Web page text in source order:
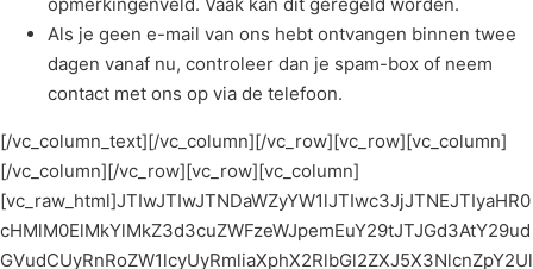
Als je geen e-mail van ons hebt ontvangen binnen twee
dagen vanaf nu, controleer dan je spam-box of neem
contact met ons op via de telefoon.
[/vc_column_text][/vc_column][/vc_row][vc_row][vc_column]
[/vc_column][/vc_row][vc_row][vc_column]
[vc_raw_html]JTIwJTIwJTNDaWZyYW1lJTIwc3JjJTNEJTIyaHR0
cHMlM0ElMkYlMkZ3d3cuZWFzeWJpemEuY29tJTJGd3AtY29ud
GVudCUyRnRoZW1lcyUyRmliaXphX2RlbGl2ZXJ5X3NlcnZpY2Ul